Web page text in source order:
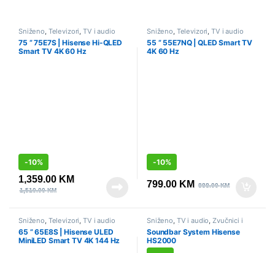
Sniženo, Televizori,TV i audio
75 ” 75E7S | Hisense Hi-QLED
Smart TV 4K 60 Hz
-10%
1,359.00 KM
1,510.00KM
Sniženo, Televizori,TV i audio
55 ” 55E7NQ | QLED Smart TV
4K 60 Hz
-10%
799.00 KM 888.00KM
Sniženo Televizori ,TV i audio
65 ” 65E8S | Hisense ULED
MiniLED Smart TV 4K 144 Hz
Sniženo TV i audio ,Zvučnici i
soundbari
Soundbar System Hisense
HS2000